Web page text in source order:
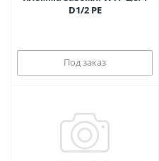
D1/2 PE
Под заказ